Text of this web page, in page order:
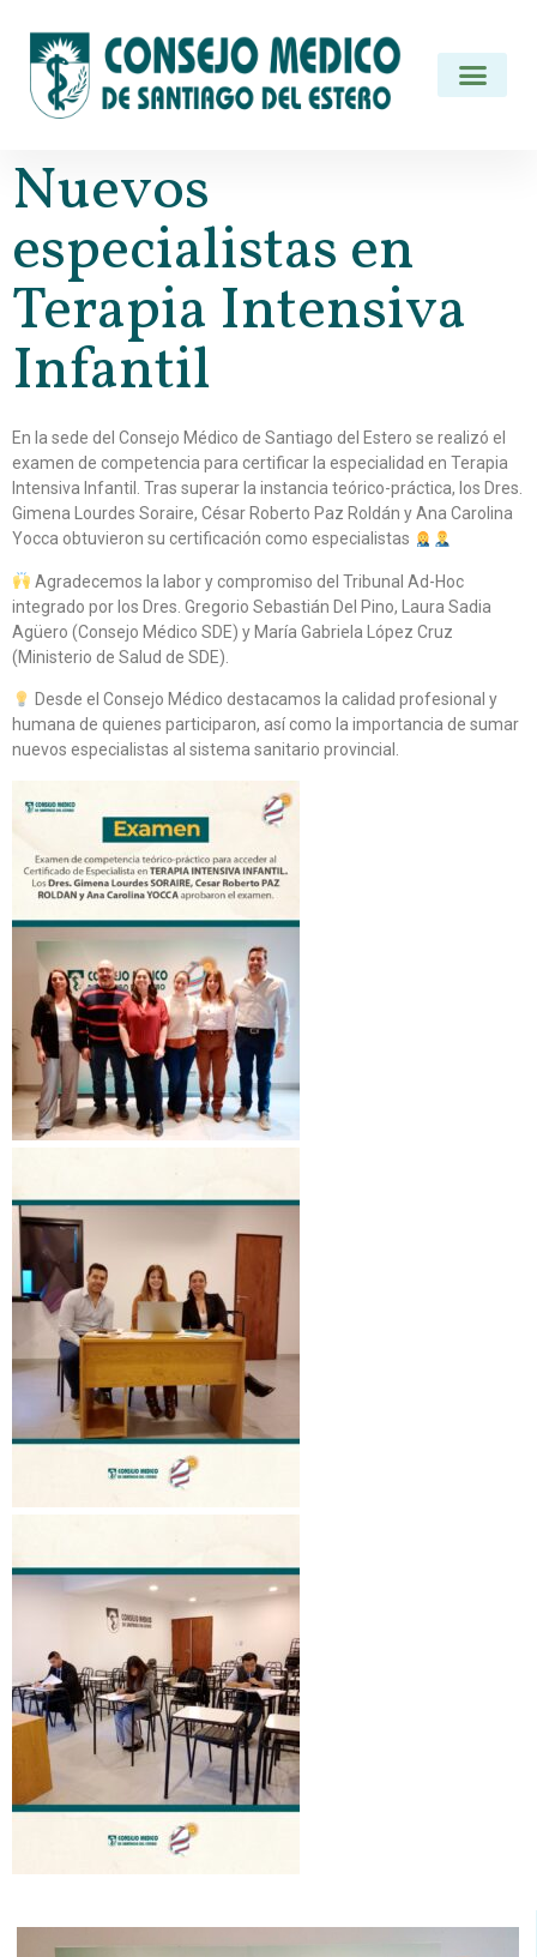
Nuevos
especialistas en
Terapia Intensiva
Infantil
En la sede del Consejo Médico de Santiago del Estero se realizó el
examen de competencia para certificar la especialidad en Terapia
Intensiva Infantil. Tras superar la instancia teórico-práctica, los Dres.
Gimena Lourdes Soraire, César Roberto Paz Roldán y Ana Carolina
Yocca obtuvieron su certificación como especialistas
Agradecemos la labor y compromiso del Tribunal Ad-Hoc
integrado por los Dres. Gregorio Sebastián Del Pino, Laura Sadia
Agüero (Consejo Médico SDE) y María Gabriela López Cruz
(Ministerio de Salud de SDE).
Desde el Consejo Médico destacamos la calidad profesional y
humana de quienes participaron, así como la importancia de sumar
nuevos especialistas al sistema sanitario provincial.